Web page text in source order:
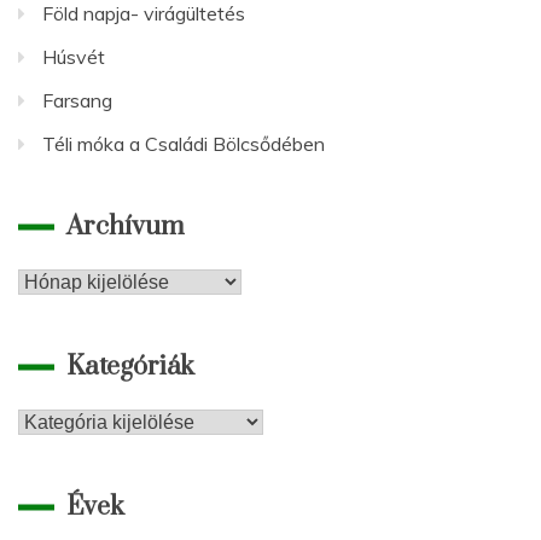
Föld napja- virágültetés
Húsvét
Farsang
Téli móka a Családi Bölcsődében
Archívum
Archívum
Kategóriák
Kategóriák
Évek